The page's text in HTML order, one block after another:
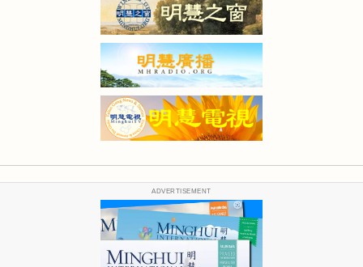
ADVERTISEMENT